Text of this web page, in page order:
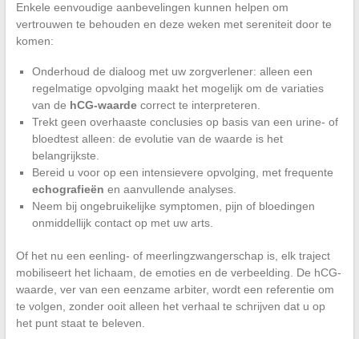
Enkele eenvoudige aanbevelingen kunnen helpen om
vertrouwen te behouden en deze weken met sereniteit door te
komen:
Onderhoud de dialoog met uw zorgverlener: alleen een
regelmatige opvolging maakt het mogelijk om de variaties
van de hCG-waardecorrect te interpreteren.
Trekt geen overhaaste conclusies op basis van een urine- of
bloedtest alleen: de evolutie van de waarde is het
belangrijkste.
Bereid u voor op een intensievere opvolging, met frequente
echografieën en aanvullende analyses.
Neem bij ongebruikelijke symptomen, pijn of bloedingen
onmiddellijk contact op met uw arts.
Of het nu een eenling- of meerlingzwangerschap is, elk traject
mobiliseert het lichaam, de emoties en de verbeelding. De hCG-
waarde, ver van een eenzame arbiter, wordt een referentie om
te volgen, zonder ooit alleen het verhaal te schrijven dat u op
het punt staat te beleven.